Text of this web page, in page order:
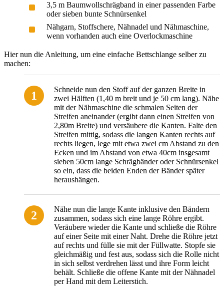
3,5 m Baumwollschrägband in einer passenden Farbe
oder sieben bunte Schnürsenkel
Nähgarn, Stoffschere, Nähnadel und Nähmaschine,
wenn vorhanden auch eine Overlockmaschine
Hier nun die Anleitung, um eine einfache Bettschlange selber zu
machen:
Schneide nun den Stoff auf der ganzen Breite in
zwei Hälften (1,40 m breit und je 50 cm lang). Nähe
mit der Nähmaschine die schmalen Seiten der
Streifen aneinander (ergibt dann einen Streifen von
2,80m Breite) und versäubere die Kanten. Falte den
Streifen mittig, sodass die langen Kanten rechts auf
rechts liegen, lege mit etwa zwei cm Abstand zu den
Ecken und im Abstand von etwa 40cm insgesamt
sieben 50cm lange Schrägbänder oder Schnürsenkel
so ein, dass die beiden Enden der Bänder später
heraushängen.
Nähe nun die lange Kante inklusive den Bändern
zusammen, sodass sich eine lange Röhre ergibt.
Veräubere wieder die Kante und schließe die Röhre
auf einer Seite mit einer Naht. Drehe die Röhre jetzt
auf rechts und fülle sie mit der Füllwatte. Stopfe sie
gleichmäßig und fest aus, sodass sich die Rolle nicht
in sich selbst verdrehen lässt und ihre Form leicht
behält. Schließe die offene Kante mit der Nähnadel
per Hand mit dem Leiterstich.